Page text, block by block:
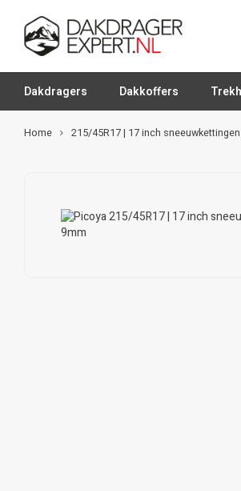
Dakdragers Dakkoffers
Home 215/45R17 | 17 inch